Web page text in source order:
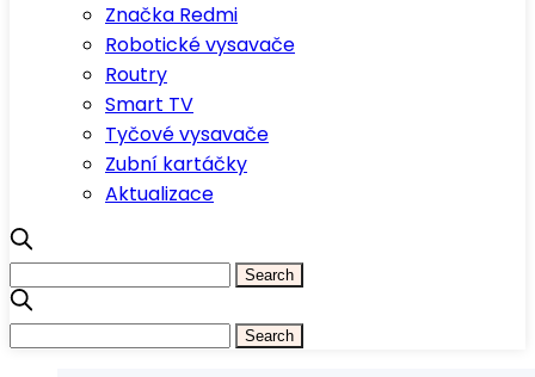
Značka Redmi
Robotické vysavače
Routry
Smart TV
Tyčové vysavače
Zubní kartáčky
Aktualizace